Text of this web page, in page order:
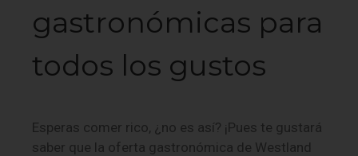
gastronómicas para
todos los gustos
Esperas comer rico, ¿no es así? ¡Pues te gustará
saber que la oferta gastronómica de Westland